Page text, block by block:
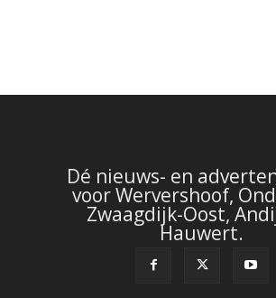
Dé nieuws- en
voor Wervershoof,
Zwaagdijk-Oost,
Hauwert.